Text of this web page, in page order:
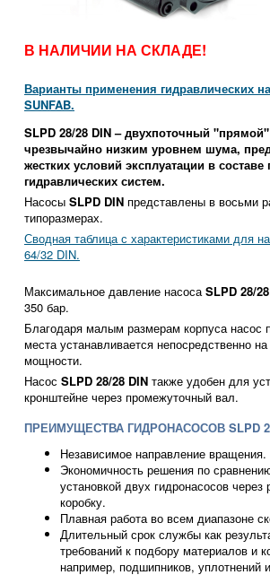
В НАЛИЧИИ НА СКЛАДЕ!
Варианты применения гидравлических
SUNFAB.
SLPD 28/28 DIN – двухпоточный "прямой"
чрезвычайно низким уровнем шума,
жестких условий эксплуатации в
гидравлических систем.
Насосы SLPD DIN представлены в восьми
типоразмерах.
Сводная таблица с характеристиками для
64/32 DIN.
Максимальное давление насоса SLPD 28/
350 бар.
Благодаря малым размерам корпуса насос
места устанавливается непосредственно
мощности.
Насос SLPD 28/28 DIN также удобен для
кронштейне через промежуточный вал.
ПРЕИМУЩЕСТВА ГИДРОНАСОСОВ SLPD
Независимое направление вращения.
Экономичность решения по
установкой двух гидронасосов через
коробку.
Плавная работа во всем диапазоне
Длительный срок службы как
требований к подбору материалов и
например, подшипников, уплотнений